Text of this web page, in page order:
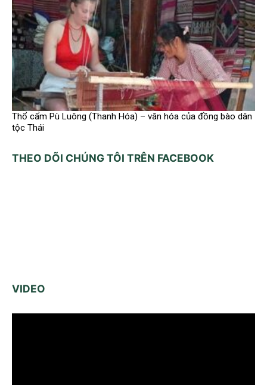
Thổ cẩm Pù Luông (Thanh Hóa) – văn hóa của đồng bào dân
tộc Thái
THEO DÕI CHÚNG TÔI TRÊN FACEBOOK
VIDEO